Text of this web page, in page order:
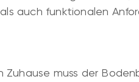
auch funktionalen
muss der